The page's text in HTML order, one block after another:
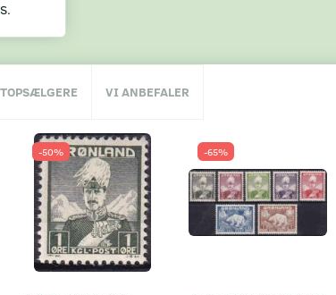
TOPSÆLGERE VI ANBEFALER
-50% -65%